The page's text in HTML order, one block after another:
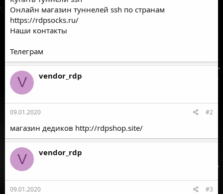
Онлайн магазин туннелей ssh по странам
https://rdpsocks.ru/
Наши контакты
Телеграм
V vendor_rdp
09.01.2020 #2
магазин дедиков http://rdpshop.site/
V vendor_rdp
09.01.2020 #3